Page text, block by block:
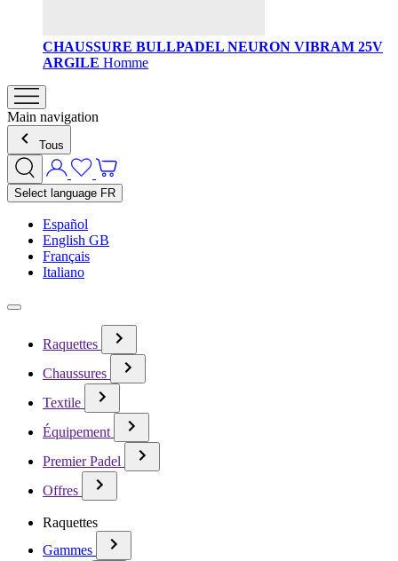
CHAUSSURE BULLPADEL NEURON VIBRAM 25V
ARGILE Homme
Main navigation
Tous
Select language FR
Español
English GB
Français
Italiano
Raquettes
Chaussures
Textile
Équipement
Premier Padel
Offres
Raquettes
Gammes